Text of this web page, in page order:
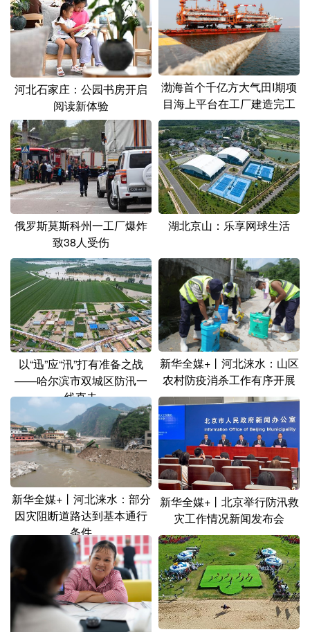
山东 河南 湖北 湖南
广东 广西 海南 重庆
四川 贵州 云南 西藏
陕西 青海 宁夏
新疆 内蒙古 黑龙江
多语种频道
English Español Français عربى
Русский язык
Deutsch Português
河北石家庄：公园书房开启
阅读新体验
渤海首个千亿方大气田I期项
目海上平台在工厂建造完工
俄罗斯莫斯科州一工厂爆炸
致38人受伤
湖北京山：乐享网球生活
以“迅”应“汛”打有准备之战
——哈尔滨市双城区防汛一
线直击
新华全媒+丨河北涞水：山区
农村防疫消杀工作有序开展
新华全媒+丨河北涞水：部分
因灾阻断道路达到基本通行
条件
新华全媒+丨北京举行防汛救
灾工作情况新闻发布会